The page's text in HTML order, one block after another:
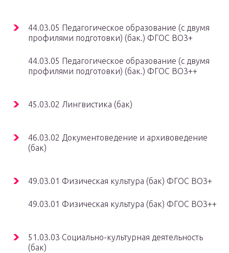
44.03.05 Педагогическое образование (с двумя
профилями подготовки) (бак.) ФГОС ВО3+
44.03.05 Педагогическое образование (с двумя
профилями подготовки) (бак.) ФГОС ВО3++
45.03.02 Лингвистика (бак)
46.03.02 Документоведение и архивоведение
(бак)
49.03.01 Физическая культура (бак) ФГОС ВО3+
49.03.01 Физическая культура (бак) ФГОС ВО3++
51.03.03 Социально-культурная деятельность
(бак)